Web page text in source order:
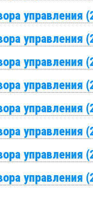
управления
управления
управления
управления
управления
управления
управления
управления